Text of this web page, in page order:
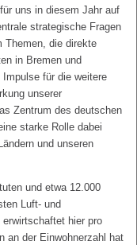
uns in diesem Jahr auf
strategische Fragen
Themen, die direkte
in Bremen und
für die weitere
unserer
Zentrum des deutschen
starke Rolle dabei
und unseren
und etwa 12.000
Luft- und
hier pro
an der Einwohnerzahl hat